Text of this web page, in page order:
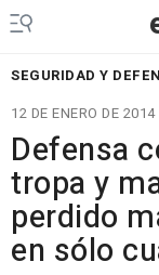
SEGURIDAD Y
12 DE ENERO DE 2014
Defensa
tropa y
perdido
en sólo